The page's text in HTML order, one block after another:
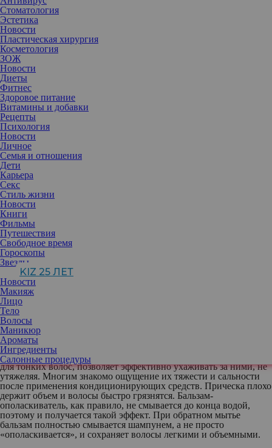
Стоматология
Эстетика
Новости
Пластическая хирургия
Косметология
ЗОЖ
Новости
Диеты
Фитнес
Здоровое питание
Витамины и добавки
Рецепты
Психология
Новости
Личное
Семья и отношения
Дети
Карьера
Секс
Стиль жизни
Новости
Книги
Фильмы
Путешествия
Свободное время
Гороскопы
Звезды
KIZ 25 ЛЕТ
Новости
Макияж
Лицо
Тело
Волосы
Маникюр
Ароматы
Ингредиенты
Салонные процедуры
Часто в рекламных видео или от стилистов-парикмахеров
можно услышать, что следует обязательно пользоваться
бальзамом-ополаскивателем после применения шампуня. Это
запечатывает чешуйки волос и защищает их от повреждений.
Однако тонкие волосы не выносят такой тяжести...
Есть один метод, который переворачивает все с ног на голову и
гарантирует обладательницам тонких волос объем, блеск,
мягкость и упругость. Этот незатейливый способ называется
«обратное мытье волос». Его идея состоит в том, чтобы
изменить традиционный порядок, а именно сначала нанести
бальзам-ополаскиватель (кондиционер), а уже затем
использовать шампунь.
Эксперты утверждают, что обратное мытье идеально подходит
для тонких волос, позволяет эффективно ухаживать за ними, не
утяжеляя. Многим знакомо ощущение их тяжести и сальности
после применения кондиционирующих средств. Прическа плохо
держит объем и волосы быстро грязнятся. Бальзам-
ополаскиватель, как правило, не смывается до конца водой,
поэтому и получается такой эффект. При обратном мытье
бальзам полностью смывается шампунем, а не просто
«ополаскивается», и сохраняет волосы легкими и объемными.